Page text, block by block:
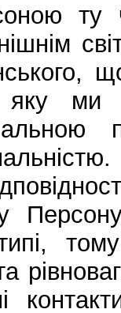
ту
яку ми
типі,